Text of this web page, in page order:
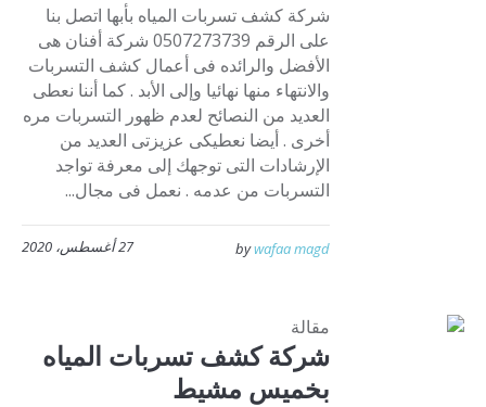
شركة كشف تسربات المياه بأبها اتصل بنا
على الرقم 0507273739 شركة أفنان هى
الأفضل والرائده فى أعمال كشف التسربات
والانتهاء منها نهائيا وإلى الأبد . كما أننا نعطى
العديد من النصائح لعدم ظهور التسربات مره
أخرى . أيضا نعطيكى عزيزتى العديد من
الإرشادات التى توجهك إلى معرفة تواجد
التسربات من عدمه . نعمل فى مجال...
27 أغسطس، 2020 bywafaa magd
مقالة
شركة كشف تسربات المياه
بخميس مشيط